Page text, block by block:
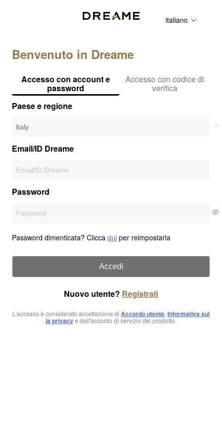
italiano
Benvenuto in Dreame
Accesso con account e
password
Accesso con codice di
verifica
Paese e regione
Email/ID Dreame
Password
Password dimenticata? Clicca qui per reimpostarla
Accedi
Nuovo utente? Registrati
L'accesso è considerato accettazione di Accordo utente, Informativa sul
la privacye dell'accordo di servizio del prodotto.